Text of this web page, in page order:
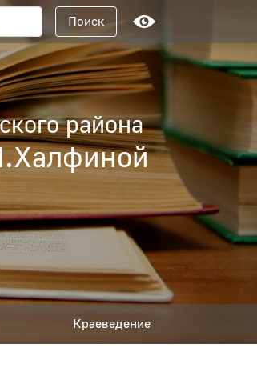
Поисковый запрос
Поиск
района
Краеведение